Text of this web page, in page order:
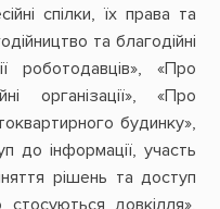
спілки, їх права та
та благодійні
роботодавців», «Про
організації», «Про
будинку»,
до інформації, участь
рішень та доступ